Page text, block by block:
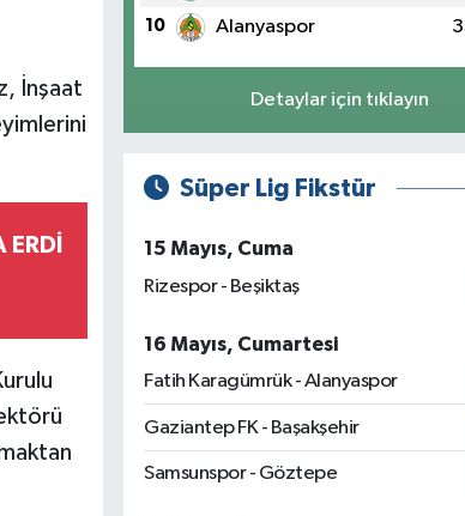
İnşaat
10 Alanyaspor
Detaylar için tıklayın
Süper Lig Fikstür
15 Mayıs, Cuma
Rizespor - Beşiktaş
16 Mayıs, Cumartesi
Fatih Karagümrük - Alanyaspor
Gaziantep FK - Başakşehir
Samsunspor - Göztepe